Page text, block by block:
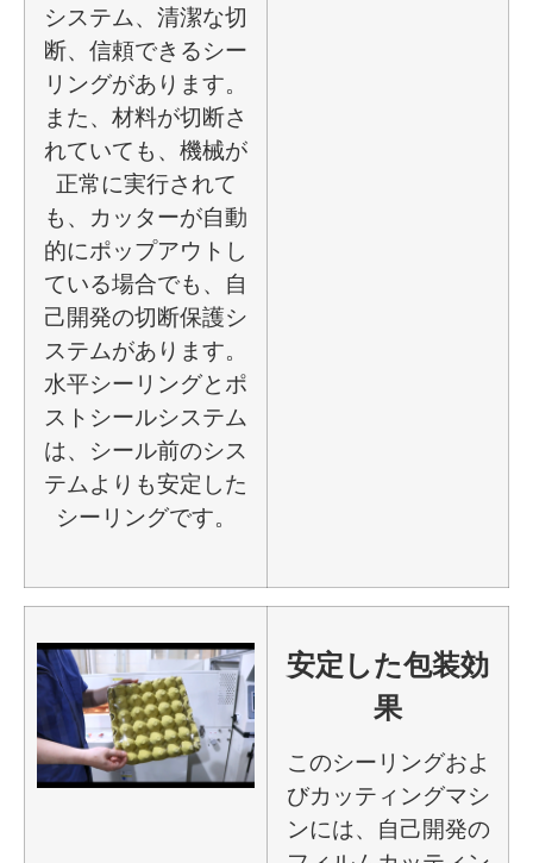
システム、清潔な切
断、信頼できるシー
リングがあります。
また、材料が切断さ
れていても、機械が
正常に実行されて
も、カッターが自動
的にポップアウトし
ている場合でも、自
己開発の切断保護シ
ステムがあります。
水平シーリングとポ
ストシールシステム
は、シール前のシス
テムよりも安定した
シーリングです。
安定した包装効
果
このシーリングおよ
びカッティングマシ
ンには、自己開発の